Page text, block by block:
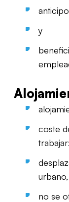
y
coste
urbano,
no se